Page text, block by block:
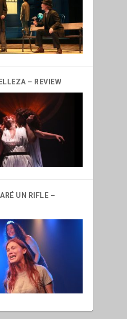
– REVIEW
UN RIFLE –